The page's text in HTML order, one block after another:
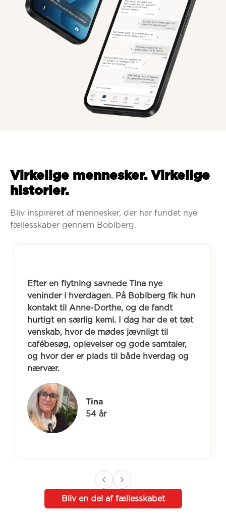
Virkelige mennesker. Virkelige
historier.
Bliv inspireret af mennesker, der har fundet nye
fællesskaber gennem Boblberg.
Efter en flytning savnede Tina nye
veninder i hverdagen. På Boblberg fik hun
kontakt til Anne-Dorthe, og de fandt
hurtigt en særlig kemi. I dag har de et tæt
venskab, hvor de mødes jævnligt til
cafébesøg, oplevelser og gode samtaler,
og hvor der er plads til både hverdag og
nærvær.
Tina
54 år
Bliv en del af fællesskabet